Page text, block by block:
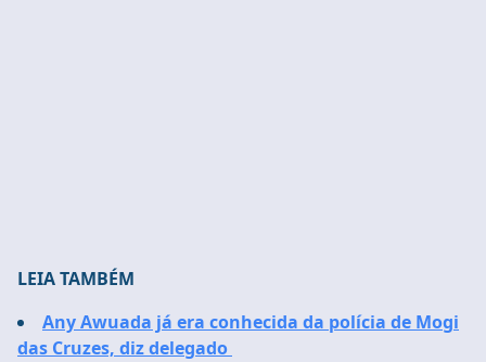
LEIA TAMBÉM
Any Awuada já era conhecida da polícia de Mogi
das Cruzes, diz delegado